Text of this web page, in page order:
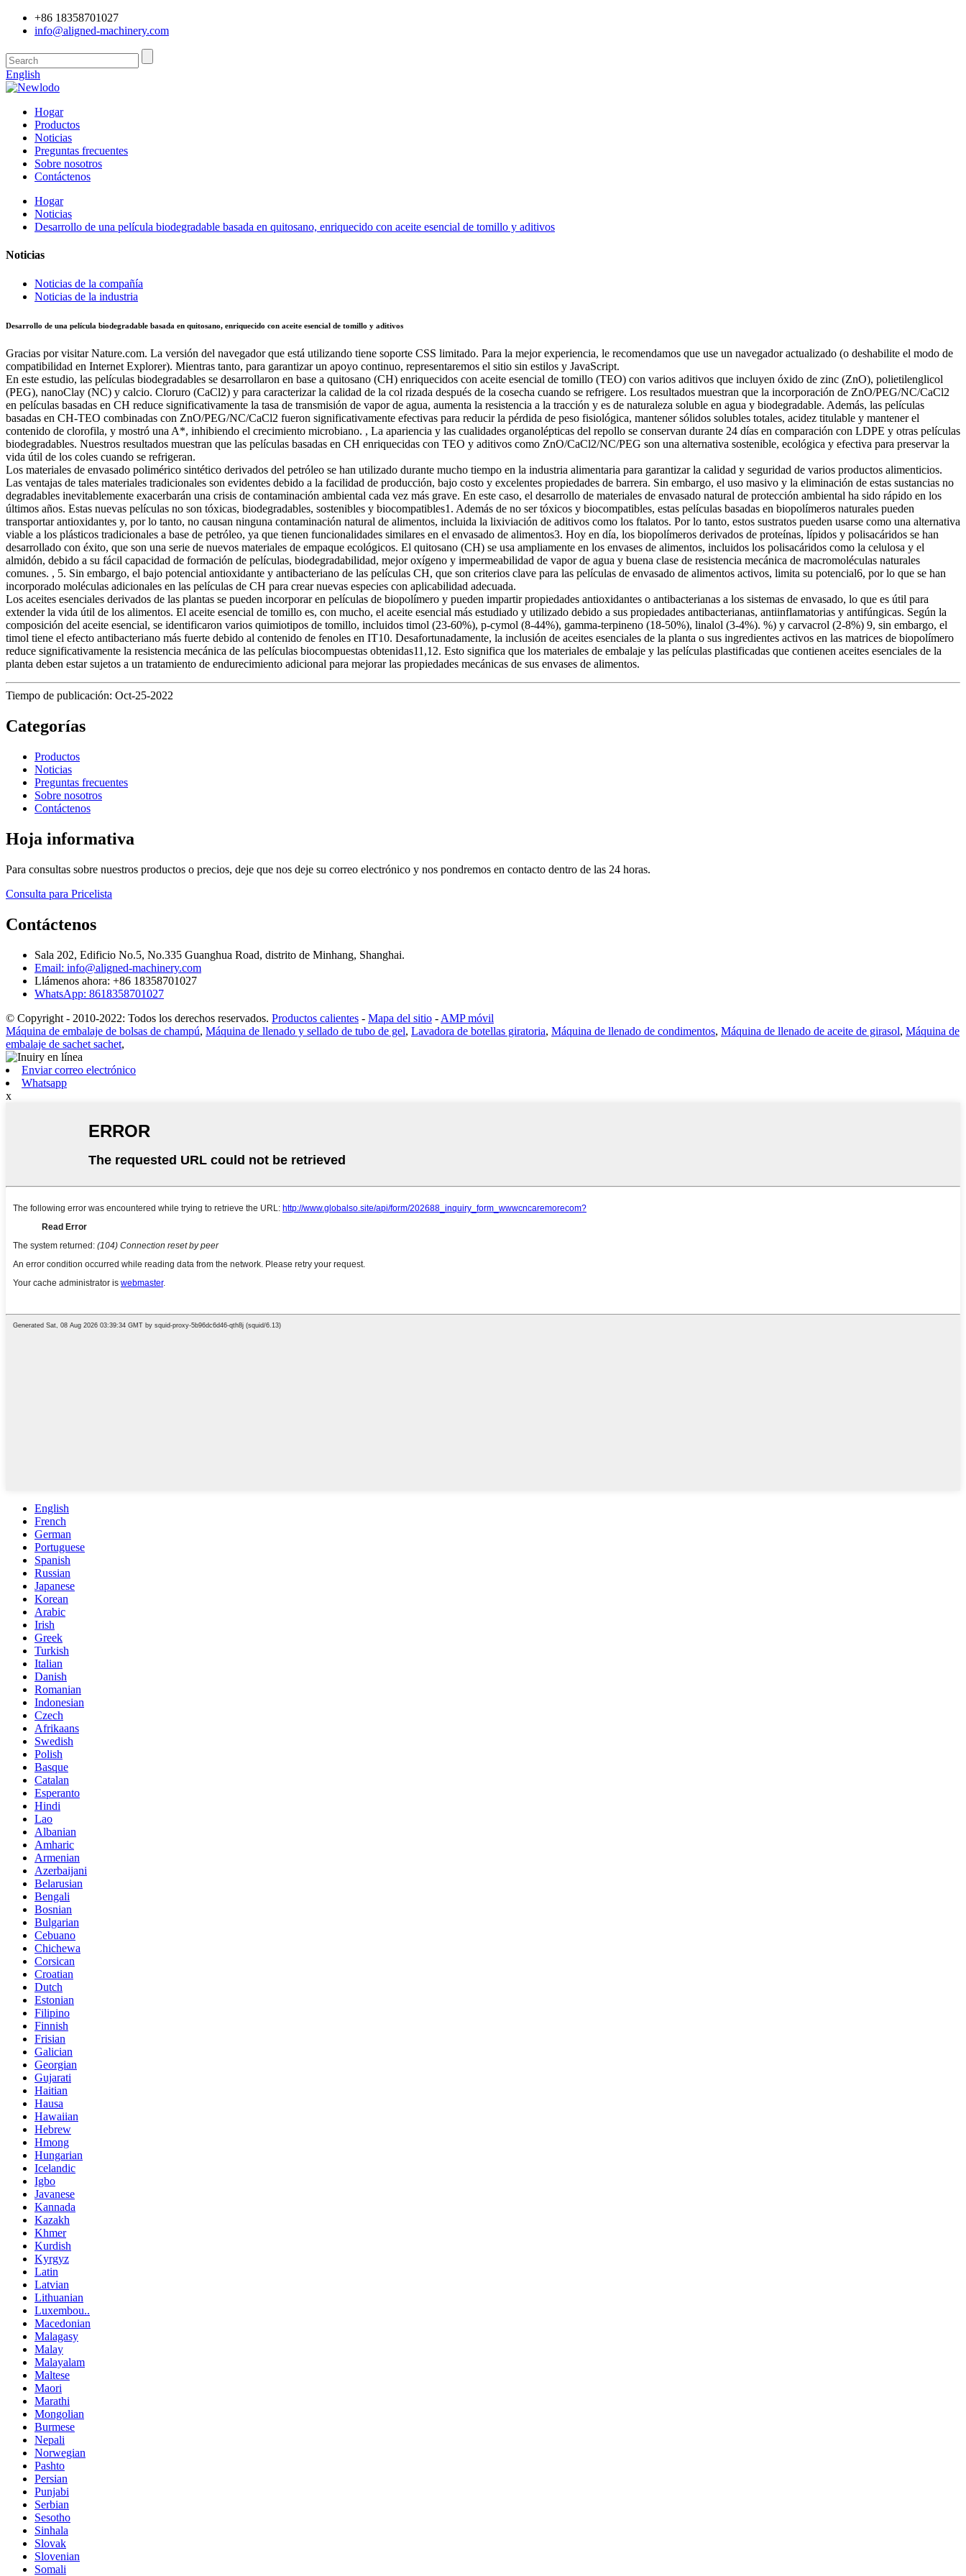
+86 18358701027
info@aligned-machinery.com
English
Hogar
Productos
Noticias
Preguntas frecuentes
Sobre nosotros
Contáctenos
Hogar
Noticias
Desarrollo de una película biodegradable basada en quitosano, enriquecido con aceite esencial de tomillo y aditivos
Noticias
Noticias de la compañía
Noticias de la industria
Desarrollo de una película biodegradable basada en quitosano, enriquecido con aceite esencial de tomillo y aditivos
Gracias por visitar Nature.com. La versión del navegador que está utilizando tiene soporte CSS limitado. Para la mejor experiencia, le recomendamos que use un navegador actualizado (o deshabilite el modo de
compatibilidad en Internet Explorer). Mientras tanto, para garantizar un apoyo continuo, representaremos el sitio sin estilos y JavaScript.
En este estudio, las películas biodegradables se desarrollaron en base a quitosano (CH) enriquecidos con aceite esencial de tomillo (TEO) con varios aditivos que incluyen óxido de zinc (ZnO), polietilenglicol
(PEG), nanoClay (NC) y calcio. Cloruro (CaCl2) y para caracterizar la calidad de la col rizada después de la cosecha cuando se refrigere. Los resultados muestran que la incorporación de ZnO/PEG/NC/CaCl2
en películas basadas en CH reduce significativamente la tasa de transmisión de vapor de agua, aumenta la resistencia a la tracción y es de naturaleza soluble en agua y biodegradable. Además, las películas
basadas en CH-TEO combinadas con ZnO/PEG/NC/CaCl2 fueron significativamente efectivas para reducir la pérdida de peso fisiológica, mantener sólidos solubles totales, acidez titulable y mantener el
contenido de clorofila, y mostró una A*, inhibiendo el crecimiento microbiano. , La apariencia y las cualidades organolépticas del repollo se conservan durante 24 días en comparación con LDPE y otras películas
biodegradables. Nuestros resultados muestran que las películas basadas en CH enriquecidas con TEO y aditivos como ZnO/CaCl2/NC/PEG son una alternativa sostenible, ecológica y efectiva para preservar la
vida útil de los coles cuando se refrigeran.
Los materiales de envasado polimérico sintético derivados del petróleo se han utilizado durante mucho tiempo en la industria alimentaria para garantizar la calidad y seguridad de varios productos alimenticios.
Las ventajas de tales materiales tradicionales son evidentes debido a la facilidad de producción, bajo costo y excelentes propiedades de barrera. Sin embargo, el uso masivo y la eliminación de estas sustancias no
degradables inevitablemente exacerbarán una crisis de contaminación ambiental cada vez más grave. En este caso, el desarrollo de materiales de envasado natural de protección ambiental ha sido rápido en los
últimos años. Estas nuevas películas no son tóxicas, biodegradables, sostenibles y biocompatibles1. Además de no ser tóxicos y biocompatibles, estas películas basadas en biopolímeros naturales pueden
transportar antioxidantes y, por lo tanto, no causan ninguna contaminación natural de alimentos, incluida la lixiviación de aditivos como los ftalatos. Por lo tanto, estos sustratos pueden usarse como una alternativa
viable a los plásticos tradicionales a base de petróleo, ya que tienen funcionalidades similares en el envasado de alimentos3. Hoy en día, los biopolímeros derivados de proteínas, lípidos y polisacáridos se han
desarrollado con éxito, que son una serie de nuevos materiales de empaque ecológicos. El quitosano (CH) se usa ampliamente en los envases de alimentos, incluidos los polisacáridos como la celulosa y el
almidón, debido a su fácil capacidad de formación de películas, biodegradabilidad, mejor oxígeno y impermeabilidad de vapor de agua y buena clase de resistencia mecánica de macromoléculas naturales
comunes. , 5. Sin embargo, el bajo potencial antioxidante y antibacteriano de las películas CH, que son criterios clave para las películas de envasado de alimentos activos, limita su potencial6, por lo que se han
incorporado moléculas adicionales en las películas de CH para crear nuevas especies con aplicabilidad adecuada.
Los aceites esenciales derivados de las plantas se pueden incorporar en películas de biopolímero y pueden impartir propiedades antioxidantes o antibacterianas a los sistemas de envasado, lo que es útil para
extender la vida útil de los alimentos. El aceite esencial de tomillo es, con mucho, el aceite esencial más estudiado y utilizado debido a sus propiedades antibacterianas, antiinflamatorias y antifúngicas. Según la
composición del aceite esencial, se identificaron varios quimiotipos de tomillo, incluidos timol (23-60%), p-cymol (8-44%), gamma-terpineno (18-50%), linalol (3-4%). %) y carvacrol (2-8%) 9, sin embargo, el
timol tiene el efecto antibacteriano más fuerte debido al contenido de fenoles en IT10. Desafortunadamente, la inclusión de aceites esenciales de la planta o sus ingredientes activos en las matrices de biopolímero
reduce significativamente la resistencia mecánica de las películas biocompuestas obtenidas11,12. Esto significa que los materiales de embalaje y las películas plastificadas que contienen aceites esenciales de la
planta deben estar sujetos a un tratamiento de endurecimiento adicional para mejorar las propiedades mecánicas de sus envases de alimentos.
Tiempo de publicación: Oct-25-2022
Categorías
Productos
Noticias
Preguntas frecuentes
Sobre nosotros
Contáctenos
Hoja informativa
Para consultas sobre nuestros productos o precios, deje que nos deje su correo electrónico y nos pondremos en contacto dentro de las 24 horas.
Consulta para Pricelista
Contáctenos
Sala 202, Edificio No.5, No.335 Guanghua Road, distrito de Minhang, Shanghai.
Email: info@aligned-machinery.com
Llámenos ahora: +86 18358701027
WhatsApp: 8618358701027
© Copyright - 2010-2022: Todos los derechos reservados. Productos calientes - Mapa del sitio - AMP móvil
Máquina de embalaje de bolsas de champú, Máquina de llenado y sellado de tubo de gel, Lavadora de botellas giratoria, Máquina de llenado de condimentos, Máquina de llenado de aceite de girasol, Máquina de
embalaje de sachet sachet,
Enviar correo electrónico
Whatsapp
x
English
French
German
Portuguese
Spanish
Russian
Japanese
Korean
Arabic
Irish
Greek
Turkish
Italian
Danish
Romanian
Indonesian
Czech
Afrikaans
Swedish
Polish
Basque
Catalan
Esperanto
Hindi
Lao
Albanian
Amharic
Armenian
Azerbaijani
Belarusian
Bengali
Bosnian
Bulgarian
Cebuano
Chichewa
Corsican
Croatian
Dutch
Estonian
Filipino
Finnish
Frisian
Galician
Georgian
Gujarati
Haitian
Hausa
Hawaiian
Hebrew
Hmong
Hungarian
Icelandic
Igbo
Javanese
Kannada
Kazakh
Khmer
Kurdish
Kyrgyz
Latin
Latvian
Lithuanian
Luxembou..
Macedonian
Malagasy
Malay
Malayalam
Maltese
Maori
Marathi
Mongolian
Burmese
Nepali
Norwegian
Pashto
Persian
Punjabi
Serbian
Sesotho
Sinhala
Slovak
Slovenian
Somali